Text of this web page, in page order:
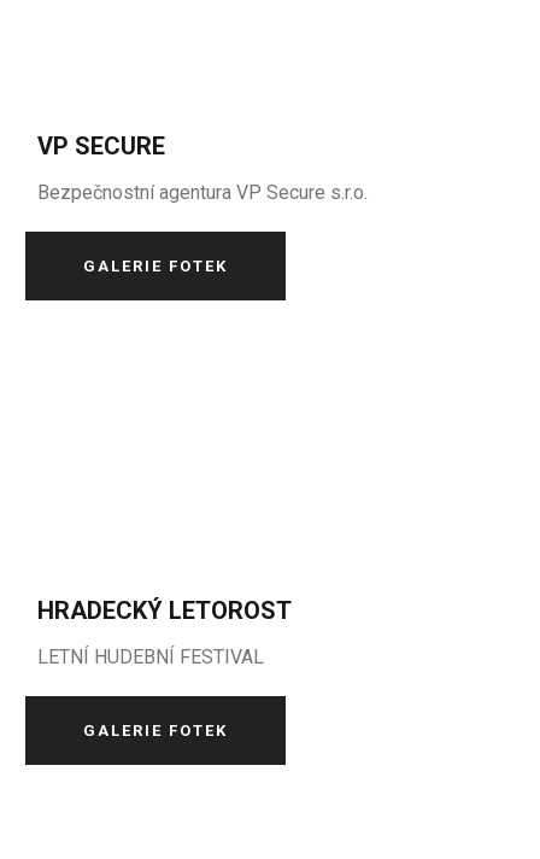
VP SECURE
Bezpečnostní agentura VP Secure s.r.o.
GALERIE FOTEK
HRADECKÝ LETOROST
LETNÍ HUDEBNÍ FESTIVAL
GALERIE FOTEK